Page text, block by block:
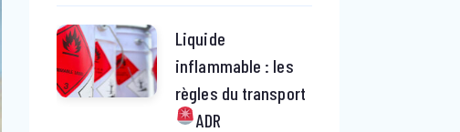
Liquide
inflammable : les
règles du transport
ADR